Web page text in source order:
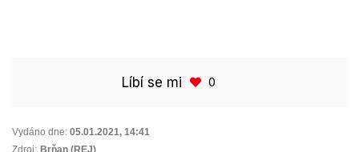
Líbí se mi 0
Vydáno dne: 05.01.2021, 14:41